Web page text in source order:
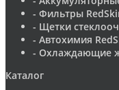
- Фильтры
- Щетки
- Автохимия
- Охлаждающие
Каталог